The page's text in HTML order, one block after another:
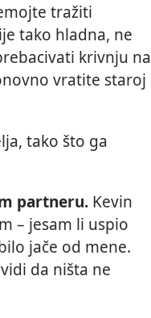
tražiti
tako hladna, ne
krivnju na
vratite staroj
tako što ga
partneru.Kevin
– jesam li uspio
jače od mene.
da ništa ne